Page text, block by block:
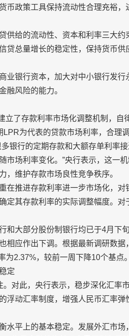
币政策工具保持流动性合理充裕，
供给的流动性、资本和利率三大
贷总量增长的稳定性，保持货币供
业银行资本，加大对中小银行发行
融风险的能力。
立了存款利率市场化调整机制，自
为代表的贷款市场利率，合理
银行的定期存款和大额存单利率
市场利率变化。”央行表示，这一
，维护存款市场良性竞争秩序。
在推进存款利率进一步市场化，对
定其存款利率的实际调整幅度。对
和大部分股份制银行均已于4月下
相应作出下调。根据最新调研数
2.37%，较前一周下降10个基点。
定
对此，央行表示，稳步深化汇率
浮动汇率制度，增强人民币汇率
水平上的基本稳定。发展外汇市场